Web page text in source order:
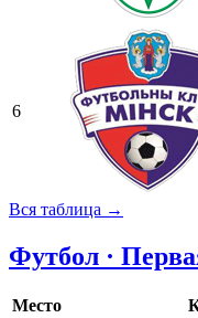
6
Вся таблица →
Футбол ·
Место